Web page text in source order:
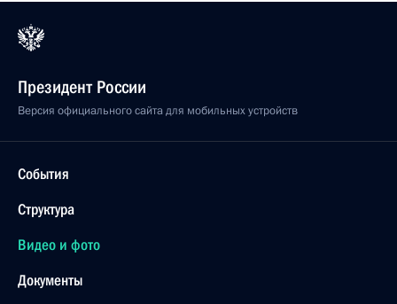
Президент России
Версия официального сайта для мобильных устройств
События
Структура
Видео и фото
Документы